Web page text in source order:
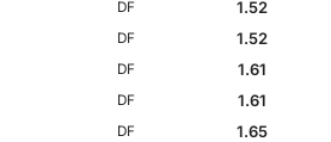
DF
1.52
DF
1.52
DF
1.61
DF
1.61
DF
1.65